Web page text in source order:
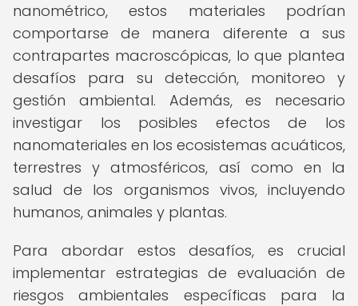
nanométrico, estos materiales podrían
comportarse de manera diferente a sus
contrapartes macroscópicas, lo que plantea
desafíos para su detección, monitoreo y
gestión ambiental. Además, es necesario
investigar los posibles efectos de los
nanomateriales en los ecosistemas acuáticos,
terrestres y atmosféricos, así como en la
salud de los organismos vivos, incluyendo
humanos, animales y plantas.
Para abordar estos desafíos, es crucial
implementar estrategias de evaluación de
riesgos ambientales específicas para la